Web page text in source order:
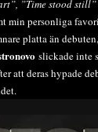
”Time stood
min personliga
platta än
slickade inte
att deras hypade